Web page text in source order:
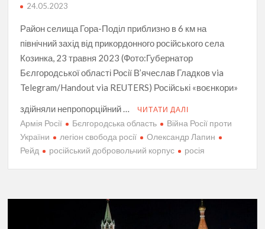
24.05.2023
Район селища Гора-Поділ приблизно в 6 км на
північний захід від прикордонного російського села
Козинка, 23 травня 2023 (Фото:Губернатор
Бєлгородської області Росії В’ячеслав Гладков via
Telegram/Handout via REUTERS) Російські «воєнкори»
здійняли непропорційний …
ЧИТАТИ ДАЛІ
Армія Росії Бєлгородська область
Війна Росії проти
України
легіон свобода росії
Олександр Лапин
Рейд
російський добровольчий корпус росія